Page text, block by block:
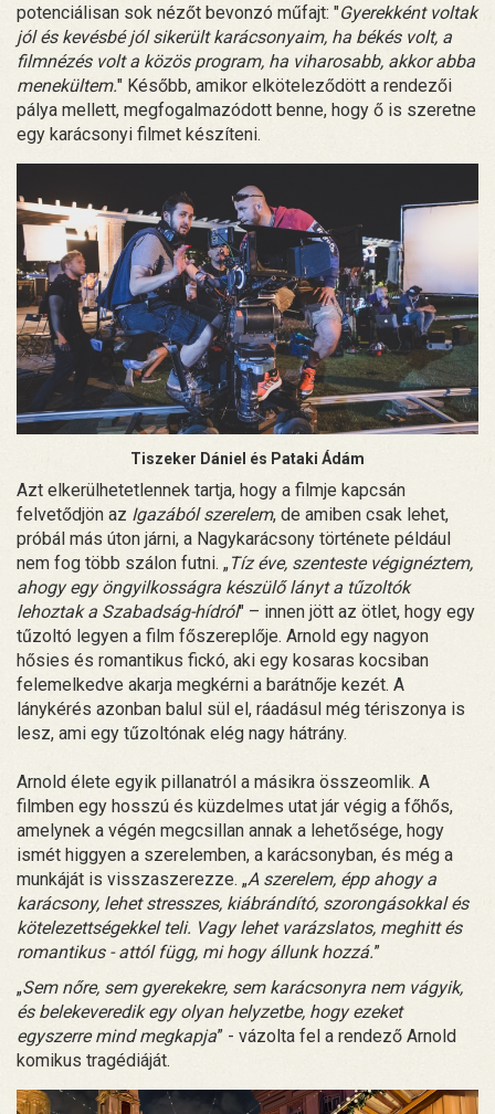
potenciálisan sok nézőt bevonzó műfajt: "Gyerekként voltak
jól és kevésbé jól sikerült karácsonyaim, ha békés volt, a
filmnézés volt a közös program, ha viharosabb, akkor abba
menekültem." Később, amikor elköteleződött a rendezői
pálya mellett, megfogalmazódott benne, hogy ő is szeretne
egy karácsonyi filmet készíteni.
Tiszeker Dániel és Pataki Ádám
Azt elkerülhetetlennek tartja, hogy a filmje kapcsán
felvetődjön az Igazából szerelem, de amiben csak lehet,
próbál más úton járni, a Nagykarácsony története például
nem fog több szálon futni. „Tíz éve, szenteste végignéztem,
ahogy egy öngyilkosságra készülő lányt a tűzoltók
lehoztak a Szabadság-hídról" – innen jött az ötlet, hogy egy
tűzoltó legyen a film főszereplője. Arnold egy nagyon
hősies és romantikus fickó, aki egy kosaras kocsiban
felemelkedve akarja megkérni a barátnője kezét. A
lánykérés azonban balul sül el, ráadásul még tériszonya is
lesz, ami egy tűzoltónak elég nagy hátrány.
Arnold élete egyik pillanatról a másikra összeomlik. A
filmben egy hosszú és küzdelmes utat jár végig a főhős,
amelynek a végén megcsillan annak a lehetősége, hogy
ismét higgyen a szerelemben, a karácsonyban, és még a
munkáját is visszaszerezze. „A szerelem, épp ahogy a
karácsony, lehet stresszes, kiábrándító, szorongásokkal és
kötelezettségekkel teli. Vagy lehet varázslatos, meghitt és
romantikus - attól függ, mi hogy állunk hozzá.”
„Sem nőre, sem gyerekekre, sem karácsonyra nem vágyik,
és belekeveredik egy olyan helyzetbe, hogy ezeket
egyszerre mind megkapja” - vázolta fel a rendező Arnold
komikus tragédiáját.